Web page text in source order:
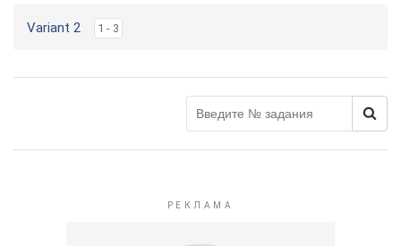
Variant 2 1 - 3